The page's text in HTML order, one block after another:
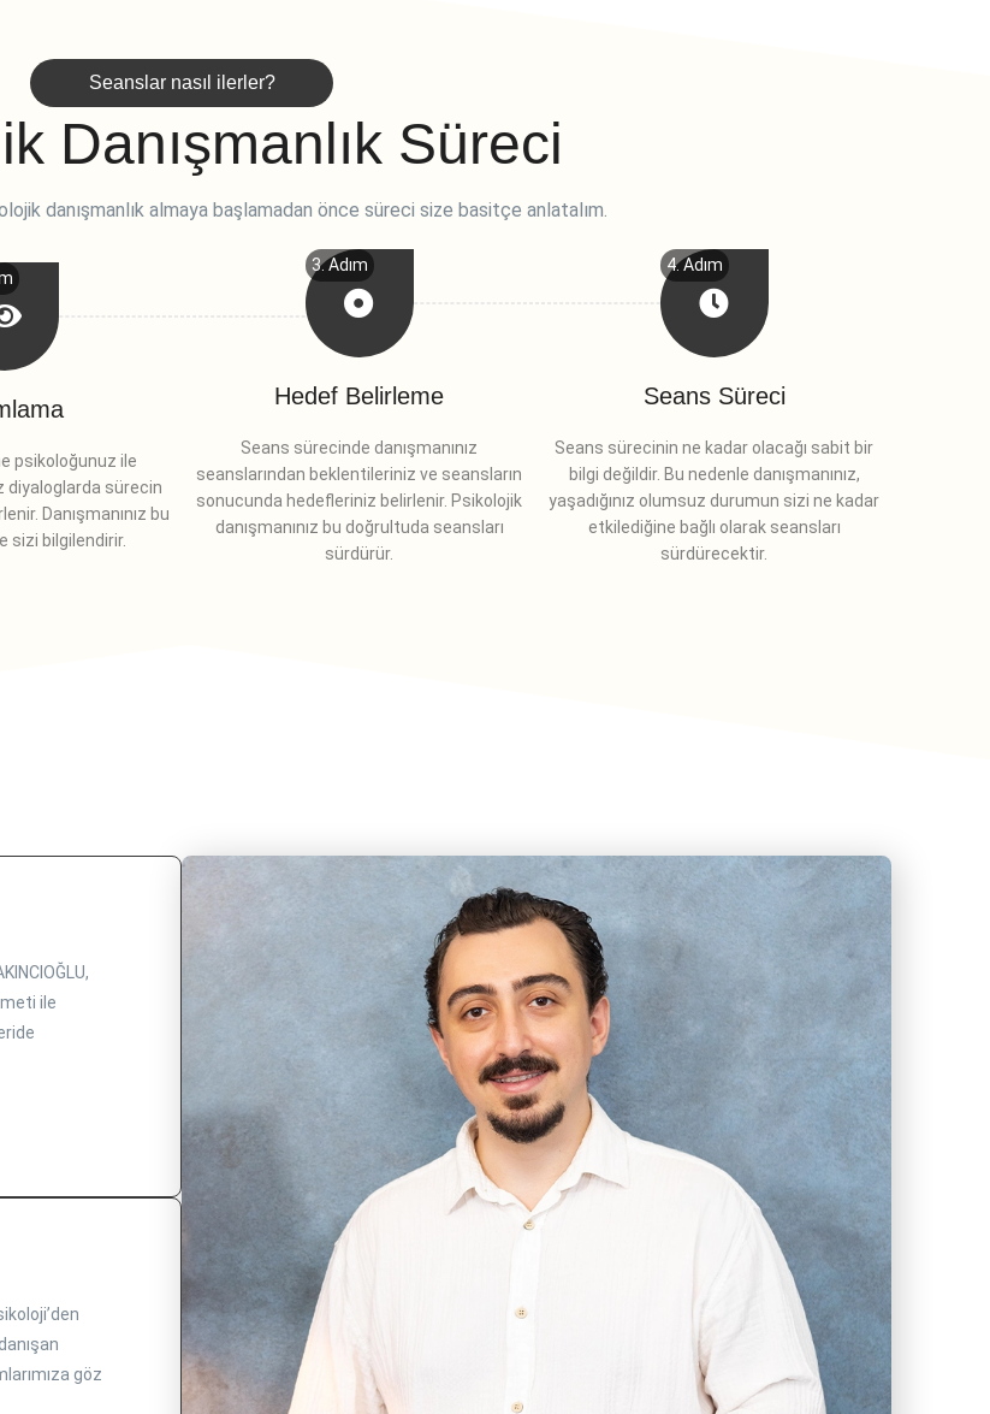
Seanslar nasıl ilerler?
Danışmanlık Süreci
danışmanlık almaya başlamadan önce süreci size basitçe anlatalım.
psikoloğunuz ile
sürecin
Danışmanınız bu
sizi bilgilendirir.
3. Adım
Hedef Belirleme
Seans sürecinde danışmanınız
seanslarından beklentileriniz ve seansların
sonucunda hedefleriniz belirlenir. Psikolojik
danışmanınız bu doğrultuda seansları
sürdürür.
4. Adım
Seans Süreci
Seans sürecinin ne kadar olacağı sabit bir
bilgi değildir. Bu nedenle danışmanınız,
yaşadığınız olumsuz durumun sizi ne kadar
etkilediğine bağlı olarak seansları
sürdürecektir.
ile
göz